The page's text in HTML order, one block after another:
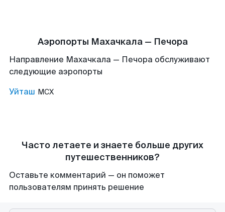
Аэропорты Махачкала — Печора
Направление Махачкала — Печора обслуживают
следующие аэропорты
Уйташ MCX
Часто летаете и знаете больше других
путешественников?
Оставьте комментарий — он поможет
пользователям принять решение